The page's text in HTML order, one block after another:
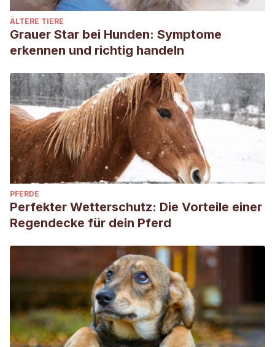
ÄLTERE TIERE
Grauer Star bei Hunden: Symptome
erkennen und richtig handeln
PFERDE
Perfekter Wetterschutz: Die Vorteile einer
Regendecke für dein Pferd